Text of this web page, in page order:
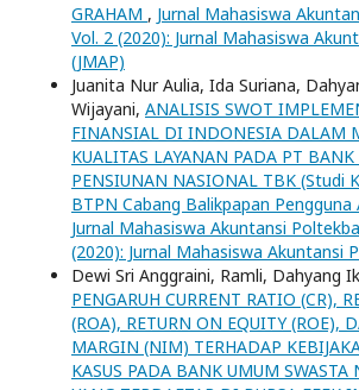
GRAHAM , Jurnal Mahasiswa
Vol. 2 (2020): Jurnal Mahasiswa
(JMAP)
Juanita Nur Aulia, Ida Suriana,
Wijayani, ANALISIS SWOT
FINANSIAL DI INDONESIA DALAM
KUALITAS LAYANAN PADA PT
PENSIUNAN NASIONAL TBK (Studi
BTPN Cabang Balikpapan Pengguna
Jurnal Mahasiswa Akuntansi
(2020): Jurnal Mahasiswa Akuntansi
Dewi Sri Anggraini, Ramli, Dahyang
PENGARUH CURRENT RATIO (CR),
(ROA), RETURN ON EQUITY (ROE),
MARGIN (NIM) TERHADAP
KASUS PADA BANK UMUM SWASTA